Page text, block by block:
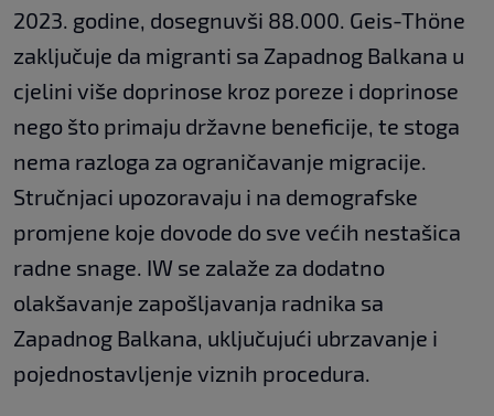
2023. godine, dosegnuvši 88.000. Geis-Thöne
zaključuje da migranti sa Zapadnog Balkana u
cjelini više doprinose kroz poreze i doprinose
nego što primaju državne beneficije, te stoga
nema razloga za ograničavanje migracije.
Stručnjaci upozoravaju i na demografske
promjene koje dovode do sve većih nestašica
radne snage. IW se zalaže za dodatno
olakšavanje zapošljavanja radnika sa
Zapadnog Balkana, uključujući ubrzavanje i
pojednostavljenje viznih procedura.